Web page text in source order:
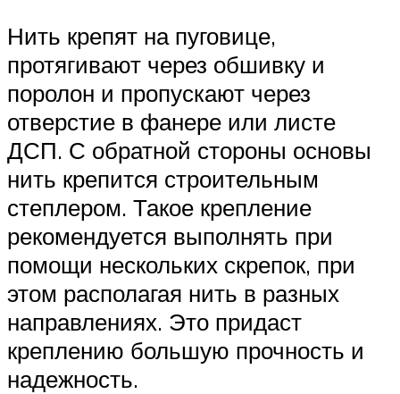
Нить крепят на пуговице,
протягивают через обшивку и
поролон и пропускают через
отверстие в фанере или листе
ДСП. С обратной стороны основы
нить крепится строительным
степлером. Такое крепление
рекомендуется выполнять при
помощи нескольких скрепок, при
этом располагая нить в разных
направлениях. Это придаст
креплению большую прочность и
надежность.